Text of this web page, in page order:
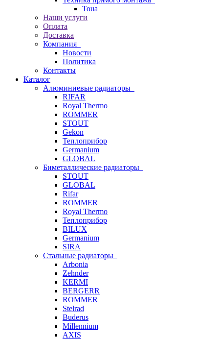
Toua
Наши услуги
Оплата
Доставка
Компания
Новости
Политика
Контакты
Каталог
Алюминиевые радиаторы
RIFAR
Royal Thermo
ROMMER
STOUT
Gekon
Теплоприбор
Germanium
GLOBAL
Биметаллические радиаторы
STOUT
GLOBAL
Rifar
ROMMER
Royal Thermo
Теплоприбор
BILUX
Germanium
SIRA
Стальные радиаторы
Arbonia
Zehnder
KERMI
BERGERR
ROMMER
Stelrad
Buderus
Millennium
AXIS